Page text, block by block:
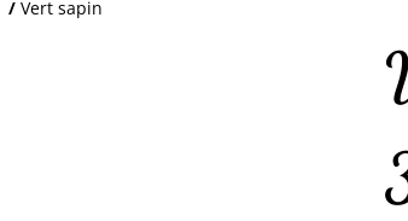
/ Vert sapin